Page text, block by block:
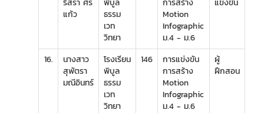
ริสรา ศร
แก้ว
พิบูล
ธรรม
เวท
วิทยา
การสร้าง
Motion
Infographic
ม.4 - ม.6
แข่งขัน
16.
นางสาว
สุพัตรา
มณีอินทร์
โรงเรียน
พิบูล
ธรรม
เวท
วิทยา
146
การแข่งขัน
การสร้าง
Motion
Infographic
ม.4 - ม.6
ผู้
ฝึกสอน